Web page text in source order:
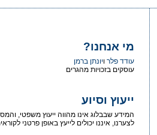
מי אנחנו?
עודד פלר ויונתן ברמן
עוסקים בזכויות מהגרים
ייעוץ וסיוע
המידע שבבלוג אינו מהווה ייעוץ משפטי,
לצערנו, איננו יכולים לייעץ באופן פרטני